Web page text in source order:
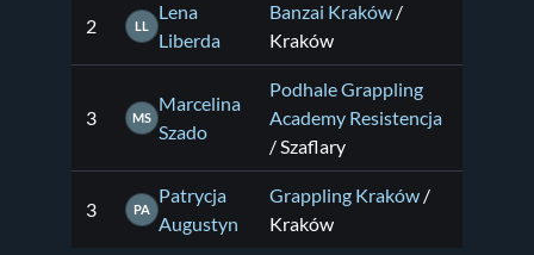
2 LL
Lena
Liberda
Banzai Kraków /
Kraków
3 MS
Marcelina
Szado
Podhale Grappling
Academy Resistencja
/ Szaflary
3 PA
Patrycja
Augustyn
Grappling Kraków /
Kraków